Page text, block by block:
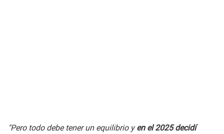
"Pero todo debe tener un equilibrio yen el 2025 decidí